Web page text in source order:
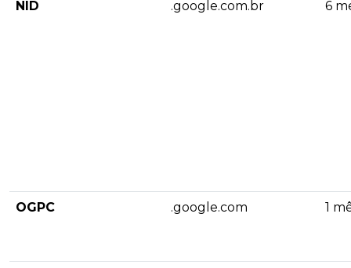
NID .google.com.br 6
OGPC .google.com 1